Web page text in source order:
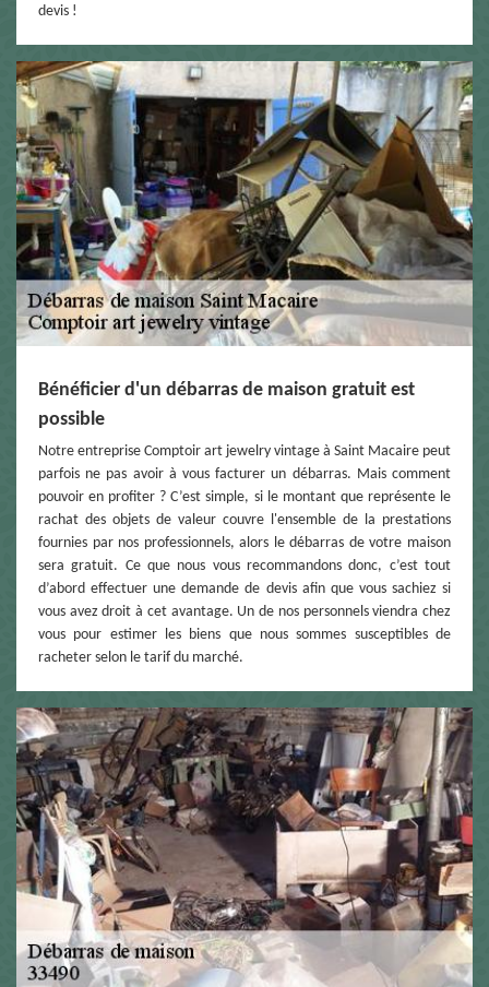
devis !
Bénéficier d'un débarras de maison gratuit est
possible
Notre entreprise Comptoir art jewelry vintage à Saint Macaire peut
parfois ne pas avoir à vous facturer un débarras. Mais comment
pouvoir en profiter ? C’est simple, si le montant que représente le
rachat des objets de valeur couvre l'ensemble de la prestations
fournies par nos professionnels, alors le débarras de votre maison
sera gratuit. Ce que nous vous recommandons donc, c’est tout
d’abord effectuer une demande de devis afin que vous sachiez si
vous avez droit à cet avantage. Un de nos personnels viendra chez
vous pour estimer les biens que nous sommes susceptibles de
racheter selon le tarif du marché.